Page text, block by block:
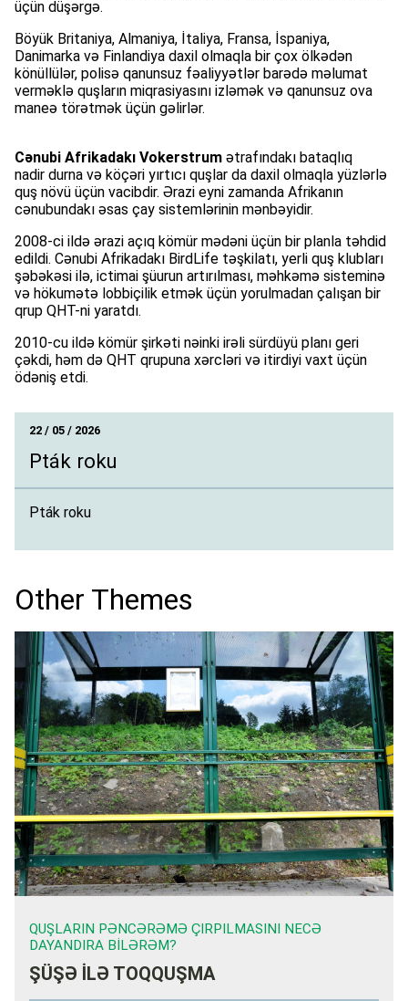
üçün düşərgə.
Böyük Britaniya, Almaniya, İtaliya, Fransa, İspaniya,
Danimarka və Finlandiya daxil olmaqla bir çox ölkədən
könüllülər, polisə qanunsuz fəaliyyətlər barədə məlumat
verməklə quşların miqrasiyasını izləmək və qanunsuz ova
maneə törətmək üçün gəlirlər.
Cənubi Afrikadakı Vokerstrum ətrafındakı bataqlıq
nadir durna və köçəri yırtıcı quşlar da daxil olmaqla yüzlərlə
quş növü üçün vacibdir. Ərazi eyni zamanda Afrikanın
cənubundakı əsas çay sistemlərinin mənbəyidir.
2008-ci ildə ərazi açıq kömür mədəni üçün bir planla təhdid
edildi. Cənubi Afrikadakı BirdLife təşkilatı, yerli quş klubları
şəbəkəsi ilə, ictimai şüurun artırılması, məhkəmə sisteminə
və hökumətə lobbiçilik etmək üçün yorulmadan çalışan bir
qrup QHT-ni yaratdı.
2010-cu ildə kömür şirkəti nəinki irəli sürdüyü planı geri
çəkdi, həm də QHT qrupuna xərcləri və itirdiyi vaxt üçün
ödəniş etdi.
22 / 05 / 2026
Pták roku
Pták roku
Other Themes
QUŞLARIN PƏNCƏRƏMƏ ÇIRPILMASINI NECƏ
DAYANDIRA BILƏRƏM?
ŞÜŞƏ İLƏ TOQQUŞMA